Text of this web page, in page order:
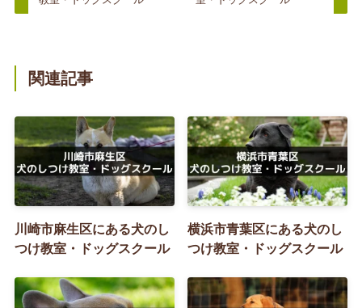
関連記事
川崎市麻生区にある犬のし
つけ教室・ドッグスクール
横浜市青葉区にある犬のし
つけ教室・ドッグスクール